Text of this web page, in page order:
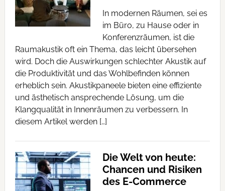
In modernen Räumen, sei es
im Büro, zu Hause oder in
Konferenzräumen, ist die
Raumakustik oft ein Thema, das leicht übersehen
wird. Doch die Auswirkungen schlechter Akustik auf
die Produktivität und das Wohlbefinden können
erheblich sein. Akustikpaneele bieten eine effiziente
und ästhetisch ansprechende Lösung, um die
Klangqualität in Innenräumen zu verbessern. In
diesem Artikel werden […]
Die Welt von heute:
Chancen und Risiken
des E-Commerce